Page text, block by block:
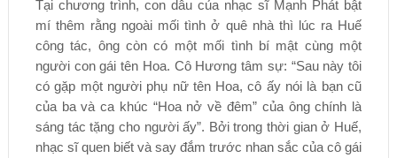
Tại chương trình, con dâu của nhạc sĩ Mạnh Phát bật
mí thêm rằng ngoài mối tình ở quê nhà thì lúc ra Huế
công tác, ông còn có một mối tình bí mật cùng một
người con gái tên Hoa. Cô Hương tâm sự: “Sau này tôi
có gặp một người phụ nữ tên Hoa, cô ấy nói là bạn cũ
của ba và ca khúc “Hoa nở về đêm” của ông chính là
sáng tác tặng cho người ấy”. Bởi trong thời gian ở Huế,
nhạc sĩ quen biết và say đắm trước nhan sắc của cô gái